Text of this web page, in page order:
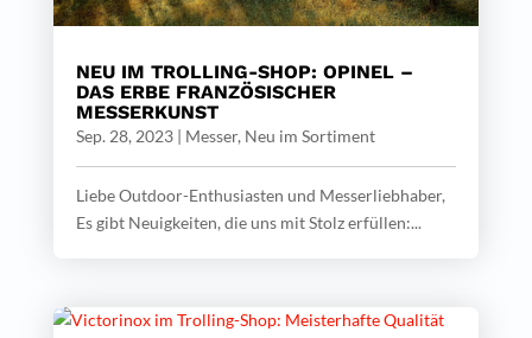
NEU IM TROLLING-SHOP: OPINEL –
DAS ERBE FRANZÖSISCHER
MESSERKUNST
Sep. 28, 2023| Messer, Neu im Sortiment
Liebe Outdoor-Enthusiasten und Messerliebhaber,
Es gibt Neuigkeiten, die uns mit Stolz erfüllen:...